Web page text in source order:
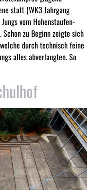
statt (WK3 Jahrgang
vom Hohenstaufen-
Schon zu Beginn zeigte sich
durch technisch feine
alles abverlangten. So